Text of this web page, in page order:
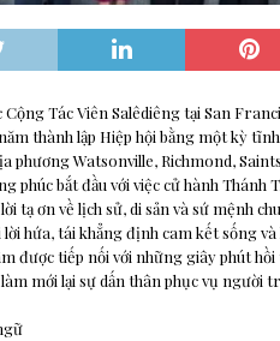
Cộng Tác Viên Salêdiêng tại San
thành lập Hiệp hội bằng một kỳ
phương Watsonville, Richmond,
phúc bắt đầu với việc cử hành Thánh
tạ ơn về lịch sử, di sản và sứ mệnh
lời hứa, tái khẳng định cam kết sống
được tiếp nối với những giây phút
mới lại sự dấn thân phục vụ người